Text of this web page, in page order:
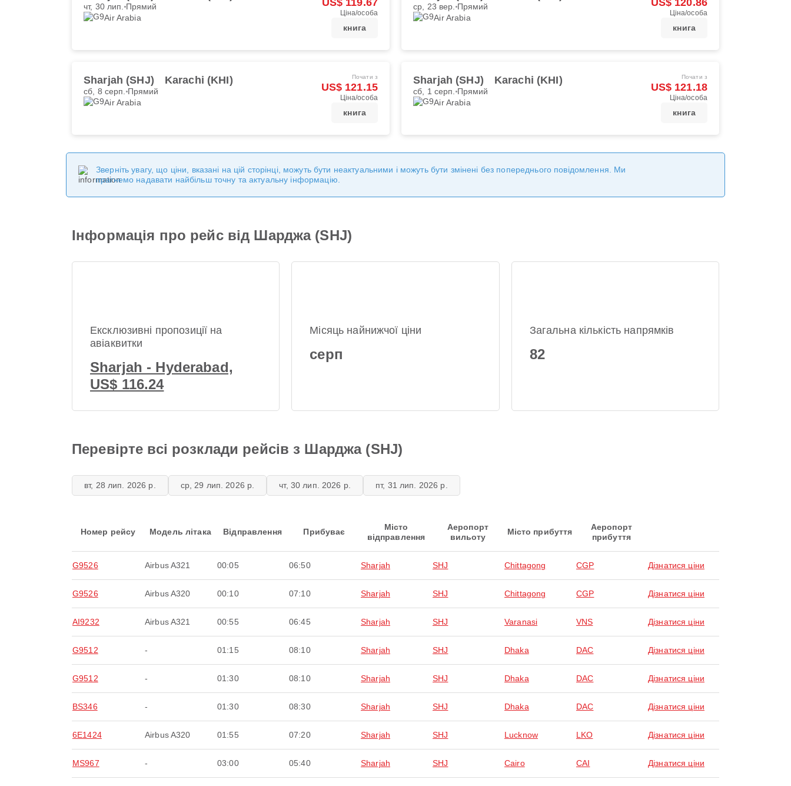
чт, 30 лип. Прямий
Air Arabia
US$ 119.67
Ціна/особа
книга
ср, 23 вер. Прямий
Air Arabia
US$ 120.86
Ціна/особа
книга
Sharjah (SHJ) Karachi (KHI)
сб, 8 серп. Прямий
Air Arabia
Почати з
US$ 121.15
Ціна/особа
книга
Sharjah (SHJ) Karachi (KHI)
сб, 1 серп. Прямий
Air Arabia
Почати з
US$ 121.18
Ціна/особа
книга
Зверніть увагу, що ціни, вказані на цій сторінці, можуть бути неактуальними і можуть бути змінені без попереднього повідомлення. Ми
прагнемо надавати найбільш точну та актуальну інформацію.
Інформація про рейс від Шарджа (SHJ)
Ексклюзивні пропозиції на
авіаквитки
Sharjah - Hyderabad,
US$ 116.24
Місяць найнижчої ціни
серп
Загальна кількість напрямків
82
Перевірте всі розклади рейсів з Шарджа (SHJ)
вт, 28 лип. 2026 р. ср, 29 лип. 2026 р. чт, 30 лип. 2026 р. пт, 31 лип. 2026 р.
Номер рейсу Модель літака Відправлення Прибуває
Місто
відправлення
Аеропорт
вильоту
Місто прибуття
Аеропорт
прибуття
G9526 Airbus A321 00:05 06:50 Sharjah SHJ Chittagong CGP Дізнатися ціни
G9526 Airbus A320 00:10 07:10 Sharjah SHJ Chittagong CGP Дізнатися ціни
AI9232 Airbus A321 00:55 06:45 Sharjah SHJ Varanasi VNS Дізнатися ціни
G9512 - 01:15 08:10 Sharjah SHJ Dhaka DAC Дізнатися ціни
G9512 - 01:30 08:10 Sharjah SHJ Dhaka DAC Дізнатися ціни
BS346 - 01:30 08:30 Sharjah SHJ Dhaka DAC Дізнатися ціни
6E1424 Airbus A320 01:55 07:20 Sharjah SHJ Lucknow LKO Дізнатися ціни
MS967 - 03:00 05:40 Sharjah SHJ Cairo CAI Дізнатися ціни